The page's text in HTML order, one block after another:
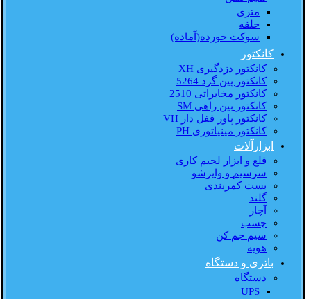
متری
حلقه
سوکت خورده(آماده)
کانکتور
کانکتور دزدگیری XH
کانکتور پین گرد 5264
کانکتور مخابراتی 2510
کانکتور بین راهی SM
کانکتور پاور قفل دار VH
کانکتور مینیاتوری PH
ابزارآلات
قلع و ابزار لحیم کاری
سرسیم و وایرشو
بست کمربندی
گلند
آچار
چسب
سیم جم کن
هویه
باتری و دستگاه
دستگاه
UPS